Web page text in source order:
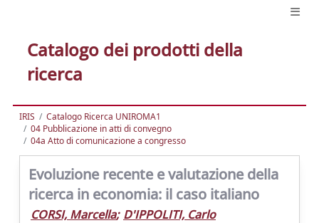
Catalogo dei prodotti della
ricerca
IRIS
Catalogo Ricerca UNIROMA1
04 Pubblicazione in atti di convegno
04a Atto di comunicazione a congresso
Evoluzione recente e valutazione della
ricerca in economia: il caso italiano
CORSI, Marcella; D'IPPOLITI, Carlo